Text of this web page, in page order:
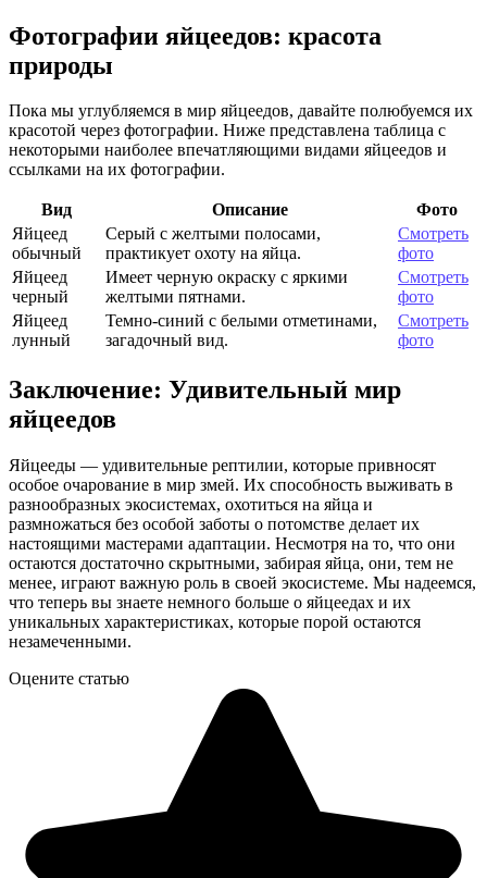
Фотографии яйцеедов: красота
природы
Пока мы углубляемся в мир яйцеедов, давайте полюбуемся их
красотой через фотографии. Ниже представлена таблица с
некоторыми наиболее впечатляющими видами яйцеедов и
ссылками на их фотографии.
Вид Описание
Фото
Яйцеед
обычный
Серый с желтыми полосами,
практикует охоту на яйца.
Смотреть
фото
Яйцеед
черный
Имеет черную окраску с яркими
желтыми пятнами.
Смотреть
фото
Яйцеед
лунный
Темно-синий с белыми отметинами,
загадочный вид.
Смотреть
фото
Заключение: Удивительный мир
яйцеедов
Яйцееды — удивительные рептилии, которые привносят
особое очарование в мир змей. Их способность выживать в
разнообразных экосистемах, охотиться на яйца и
размножаться без особой заботы о потомстве делает их
настоящими мастерами адаптации. Несмотря на то, что они
остаются достаточно скрытными, забирая яйца, они, тем не
менее, играют важную роль в своей экосистеме. Мы надеемся,
что теперь вы знаете немного больше о яйцеедах и их
уникальных характеристиках, которые порой остаются
незамеченными.
Оцените статью